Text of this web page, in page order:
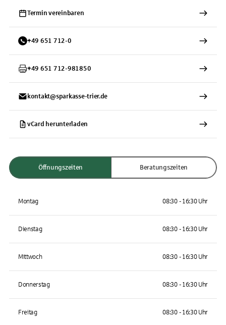
Termin vereinbaren
+49 651 712-0
+49 651 712-981850
kontakt@sparkasse-trier.de
vCard herunterladen
Öffnungszeiten Beratungszeiten
Montag 08:30 - 16:30 Uhr
Dienstag 08:30 - 16:30 Uhr
Mittwoch 08:30 - 16:30 Uhr
Donnerstag 08:30 - 16:30 Uhr
Freitag 08:30 - 16:30 Uhr